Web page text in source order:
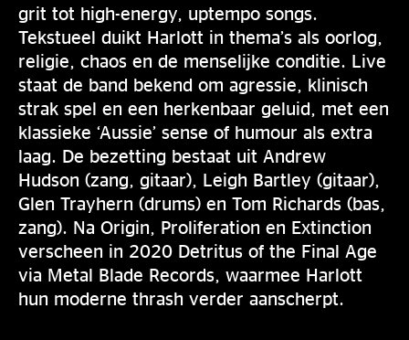
grit tot high-energy, uptempo songs.
Tekstueel duikt Harlott in thema’s als oorlog,
religie, chaos en de menselijke conditie. Live
staat de band bekend om agressie, klinisch
strak spel en een herkenbaar geluid, met een
klassieke ‘Aussie’ sense of humour als extra
laag. De bezetting bestaat uit Andrew
Hudson (zang, gitaar), Leigh Bartley (gitaar),
Glen Trayhern (drums) en Tom Richards (bas,
zang). Na Origin, Proliferation en Extinction
verscheen in 2020 Detritus of the Final Age
via Metal Blade Records, waarmee Harlott
hun moderne thrash verder aanscherpt.